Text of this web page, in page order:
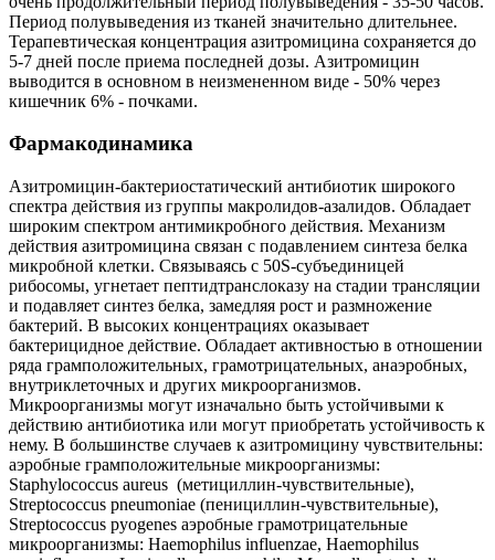
Период полувыведения из тканей значительно длительнее.
Терапевтическая концентрация азитромицина сохраняется до
5-7 дней после приема последней дозы. Азитромицин
выводится в основном в неизмененном виде - 50% через
кишечник 6% - почками.
Фармакодинамика
Азитромицин-бактериостатический антибиотик широкого
спектра действия из группы макролидов-азалидов. Обладает
широким спектром антимикробного действия. Механизм
действия азитромицина связан с подавлением синтеза белка
микробной клетки. Связываясь с 50S-субъединицей
рибосомы, угнетает пептидтранслоказу на стадии трансляции
и подавляет синтез белка, замедляя рост и размножение
бактерий. В высоких концентрациях оказывает
бактерицидное действие. Обладает активностью в отношении
ряда грамположительных, грамотрицательных, анаэробных,
внутриклеточных и других микроорганизмов.
Микроорганизмы могут изначально быть устойчивыми к
действию антибиотика или могут приобретать устойчивость к
нему. В большинстве случаев к азитромицину чувствительны:
аэробные грамположительные микроорганизмы:
Staphylococcus aureus (метициллин-чувствительные),
Streptococcus pneumoniae (пенициллин-чувствительные),
Streptococcus pyogenes аэробные грамотрицательные
микроорганизмы: Haemophilus influenzae, Haemophilus